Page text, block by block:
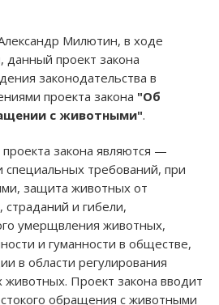
Милютин, в ходе
данный проект закона
законодательства в
проекта закона "Об
с животными".
закона являются —
требований, при
защита животных от
и гибели,
умерщвления животных,
и гуманности в обществе,
в области регулирования
животных. Проект закона вводит
обращения с животными